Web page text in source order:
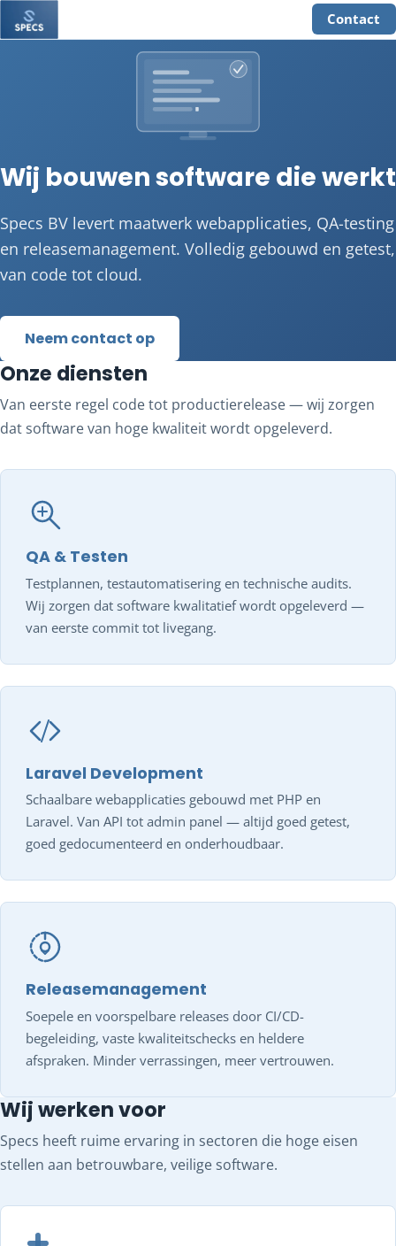
Contact
Wij bouwen software die werkt
Specs BV levert maatwerk webapplicaties, QA-testing
en releasemanagement. Volledig gebouwd en getest,
van code tot cloud.
Neem contact op
Onze diensten
Van eerste regel code tot productierelease — wij zorgen
dat software van hoge kwaliteit wordt opgeleverd.
QA & Testen
Testplannen, testautomatisering en technische audits.
Wij zorgen dat software kwalitatief wordt opgeleverd —
van eerste commit tot livegang.
Laravel Development
Schaalbare webapplicaties gebouwd met PHP en
Laravel. Van API tot admin panel — altijd goed getest,
goed gedocumenteerd en onderhoudbaar.
Releasemanagement
Soepele en voorspelbare releases door CI/CD-
begeleiding, vaste kwaliteitschecks en heldere
afspraken. Minder verrassingen, meer vertrouwen.
Wij werken voor
Specs heeft ruime ervaring in sectoren die hoge eisen
stellen aan betrouwbare, veilige software.